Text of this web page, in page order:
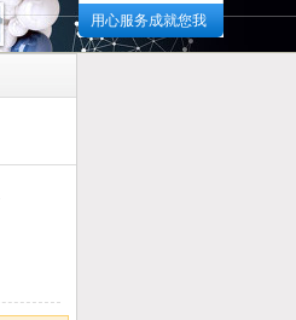
用心服务成就您我